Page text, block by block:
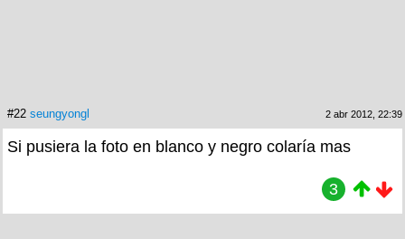
#22 seungyongl 2 abr 2012, 22:39
Si pusiera la foto en blanco y negro colaría mas
3